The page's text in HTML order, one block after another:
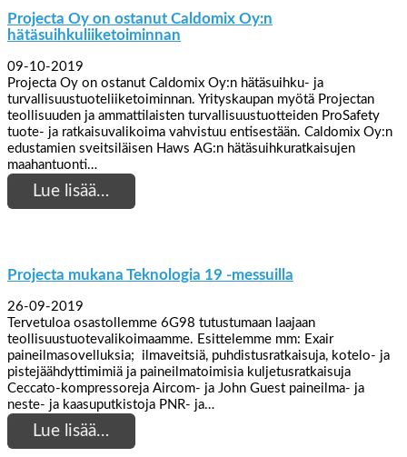
Projecta Oy on ostanut Caldomix Oy:n
hätäsuihkuliiketoiminnan
09-10-2019
Projecta Oy on ostanut Caldomix Oy:n hätäsuihku- ja
turvallisuustuoteliiketoiminnan. Yrityskaupan myötä Projectan
teollisuuden ja ammattilaisten turvallisuustuotteiden ProSafety
tuote- ja ratkaisuvalikoima vahvistuu entisestään. Caldomix Oy:n
edustamien sveitsiläisen Haws AG:n hätäsuihkuratkaisujen
maahantuonti…
Lue lisää…
Projecta mukana Teknologia 19 -messuilla
26-09-2019
Tervetuloa osastollemme 6G98 tutustumaan laajaan
teollisuustuotevalikoimaamme. Esittelemme mm: Exair
paineilmasovelluksia; ilmaveitsiä, puhdistusratkaisuja, kotelo- ja
pistejäähdyttimimiä ja paineilmatoimisia kuljetusratkaisuja
Ceccato-kompressoreja Aircom- ja John Guest paineilma- ja
neste- ja kaasuputkistoja PNR- ja…
Lue lisää…